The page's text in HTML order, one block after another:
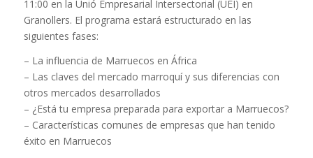
11:00 en la Unió Empresarial Intersectorial (UEI) en
Granollers. El programa estará estructurado en las
siguientes fases:
– La influencia de Marruecos en África
– Las claves del mercado marroquí y sus diferencias con
otros mercados desarrollados
– ¿Está tu empresa preparada para exportar a Marruecos?
– Características comunes de empresas que han tenido
éxito en Marruecos